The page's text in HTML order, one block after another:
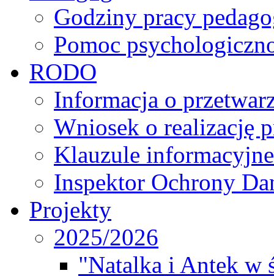
Godziny pracy
Pomoc
RODO
Informacja o
Wniosek o realizację
Klauzule informacyjne
Inspektor Ochrony
Projekty
2025/2026
"Natalka i Antek w